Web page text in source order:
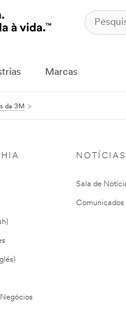
Marcas
da 3M
NOTÍCIAS
Sala de
Comunicados